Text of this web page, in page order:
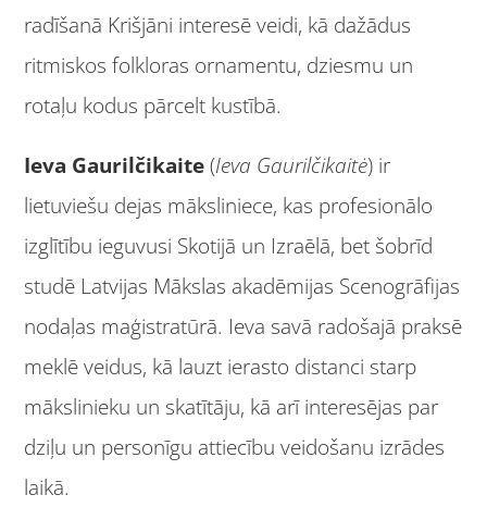
radīšanā Krišjāni interesē veidi, kā dažādus
ritmiskos folkloras ornamentu, dziesmu un
rotaļu kodus pārcelt kustībā.
Ieva Gaurilčikaite(Ieva Gaurilčikaitė) ir
lietuviešu dejas māksliniece, kas profesionālo
izglītību ieguvusi Skotijā un Izraēlā, bet šobrīd
studē Latvijas Mākslas akadēmijas Scenogrāfijas
nodaļas maģistratūrā. Ieva savā radošajā praksē
meklē veidus, kā lauzt ierasto distanci starp
mākslinieku un skatītāju, kā arī interesējas par
dziļu un personīgu attiecību veidošanu izrādes
laikā.